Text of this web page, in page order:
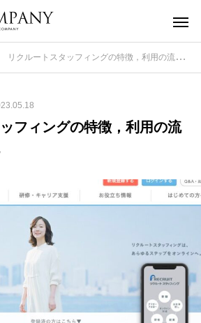
リクルートスタッフィングの特徴，利用の流れなど徹底解説
フィングの特徴，利用の流